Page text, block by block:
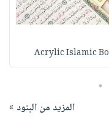
Acrylic Islamic Bo
5
المزيد من البنود »